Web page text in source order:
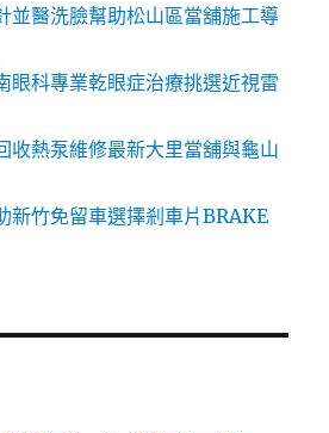
並醫洗臉幫助松山區當舖施工導
眼科專業乾眼症治療挑選近視雷
收熱泵維修最新大里當舖與龜山
新竹免留車選擇剎車片BRAKE